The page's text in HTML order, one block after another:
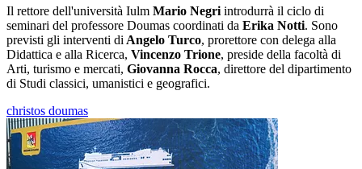
Il rettore dell'università Iulm Mario Negri introdurrà il ciclo di
seminari del professore Doumas coordinati da Erika Notti. Sono
previsti gli interventi di Angelo Turco, prorettore con delega alla
Didattica e alla Ricerca, Vincenzo Trione, preside della facoltà di
Arti, turismo e mercati, Giovanna Rocca, direttore del dipartimento
di Studi classici, umanistici e geografici.
christos doumas